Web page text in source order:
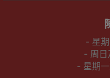
- 星
- 周日
- 星期